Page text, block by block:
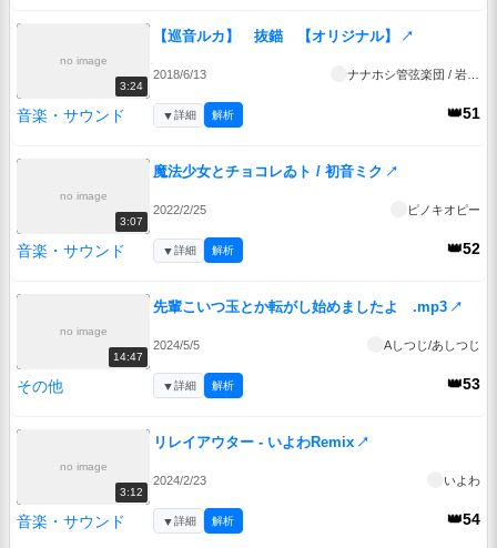
no image
3:24
【巡音ルカ】 抜錨 【オリジナル】 ↗
2018/6/13
音楽・サウンド 👑51
▼詳細 解析
no image
3:07
魔法少女とチョコレゐト / 初音ミク ↗
2022/2/25 ピノキオピー
音楽・サウンド 👑52
▼詳細 解析
no image
14:47
先輩こいつ玉とか転がし始めましたよ .mp3 ↗
2024/5/5 Aしつじ/あしつじ
その他 👑53
▼詳細 解析
no image
3:12
リレイアウター - いよわRemix ↗
2024/2/23 いよわ
音楽・サウンド 👑54
▼詳細 解析